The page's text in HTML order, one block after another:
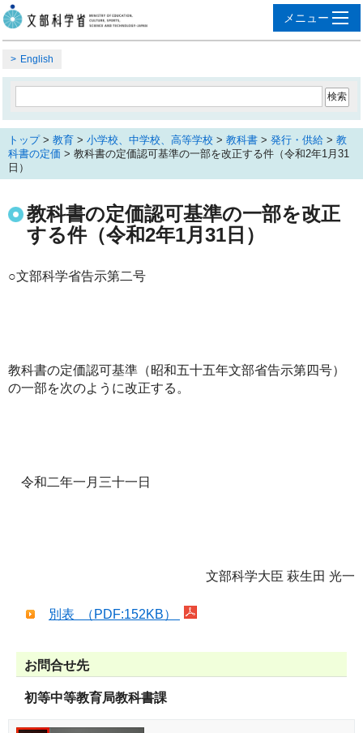
English
トップ> 教育 > 小学校、中学校、高等学校 > 教科書 > 発行・供給 > 教
科書の定価 > 教科書の定価認可基準の一部を改正する件（令和2年1月31
日）
教科書の定価認可基準の一部を改正
する件（令和2年1月31日）
○文部科学省告示第二号
教科書の定価認可基準（昭和五十五年文部省告示第四号）
の一部を次のように改正する。
令和二年一月三十一日
文部科学大臣 萩生田 光一
別表 （PDF:152KB）
お問合せ先
初等中等教育局教科書課